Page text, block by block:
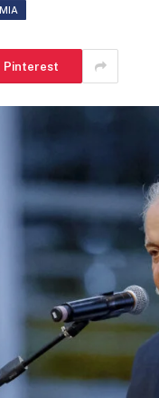
Pinterest